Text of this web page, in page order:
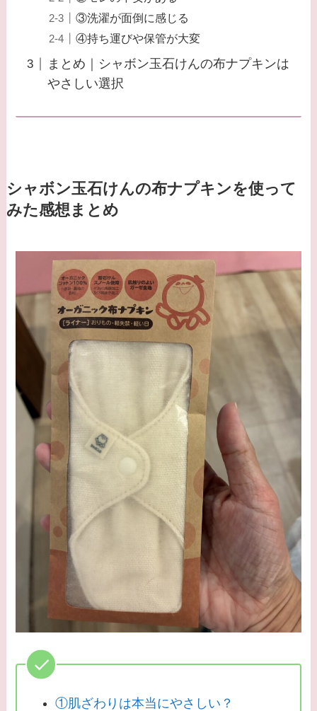
③洗濯が面倒に感じる
④持ち運びや保管が大変
まとめ｜シャボン玉石けんの布ナプキンは
やさしい選択
シャボン玉石けんの布ナプキンを使って
みた感想まとめ
①肌ざわりは本当にやさしい？